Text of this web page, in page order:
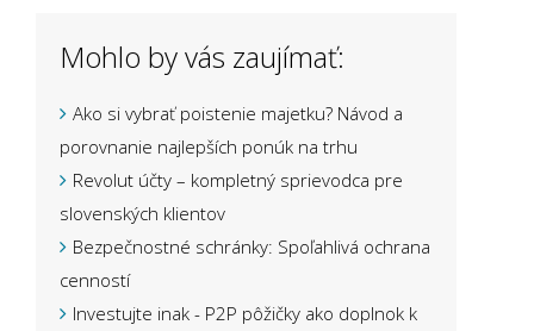
Mohlo by vás zaujímať:
Ako si vybrať poistenie majetku? Návod a
porovnanie najlepších ponúk na trhu
Revolut účty – kompletný sprievodca pre
slovenských klientov
Bezpečnostné schránky: Spoľahlivá ochrana
cenností
Investujte inak - P2P pôžičky ako doplnok k